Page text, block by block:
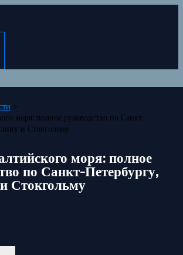
моря: полное руководство по Санкт-
и Стокгольму
моря: полное
по Санкт-Петербургу,
Стокгольму